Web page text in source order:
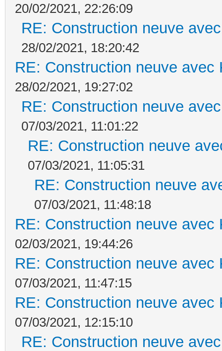
20/02/2021, 22:26:09
RE: Construction neuve
28/02/2021, 18:20:42
RE: Construction neuve avec
28/02/2021, 19:27:02
RE: Construction neuve
07/03/2021, 11:01:22
RE: Construction neuve
07/03/2021, 11:05:31
RE: Construction neuve
07/03/2021, 11:48:18
RE: Construction neuve avec
02/03/2021, 19:44:26
RE: Construction neuve avec
07/03/2021, 11:47:15
RE: Construction neuve avec
07/03/2021, 12:15:10
RE: Construction neuve